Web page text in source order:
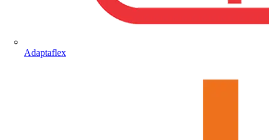
Adaptaflex